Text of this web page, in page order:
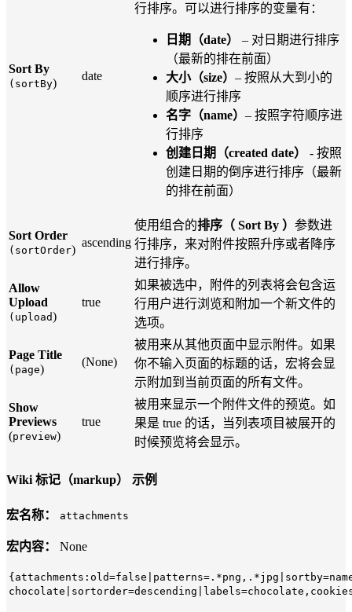
Sort By
(sortBy)
date
行排序。可以进行排序的变量有：
日期（date）
– 对日期进行排序
（最新的排在前面）
大小（size） – 按照从大到小的
顺序进行排序
名字（name） – 按照字符顺序进
行排序
创建日期（created date）
- 按照
创建日期的倒序进行排序（最新
的排在前面）
Sort Order
(sortOrder)
ascending
使用组合的排序（ Sort By ） 参数进
行排序，来对附件按照升序或者降序
进行排序。
Allow
Upload
(upload)
true
如果被选中，附件的列表将会包含运
行用户进行浏览和附加一个新文件的
选项。
Page Title
(page)
(None)
被用来从其他页面中显示附件。如果
你不输入页面的标题的话，宏将会显
示附加到当前页面的所有文件。
Show
Previews
(preview)
true
被用来显示一个附件文件的预览。如
果是 true 的话，当列表项目被展开的
时候预览将会显示。
Wiki 标记（markup） 示例
宏名称： attachments
宏内容： None
{attachments:old=false